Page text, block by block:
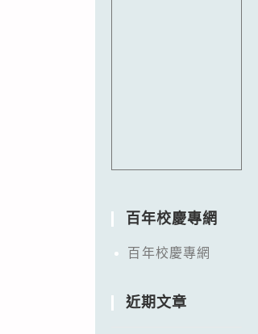
百年校慶專網
百年校慶專網
近期文章